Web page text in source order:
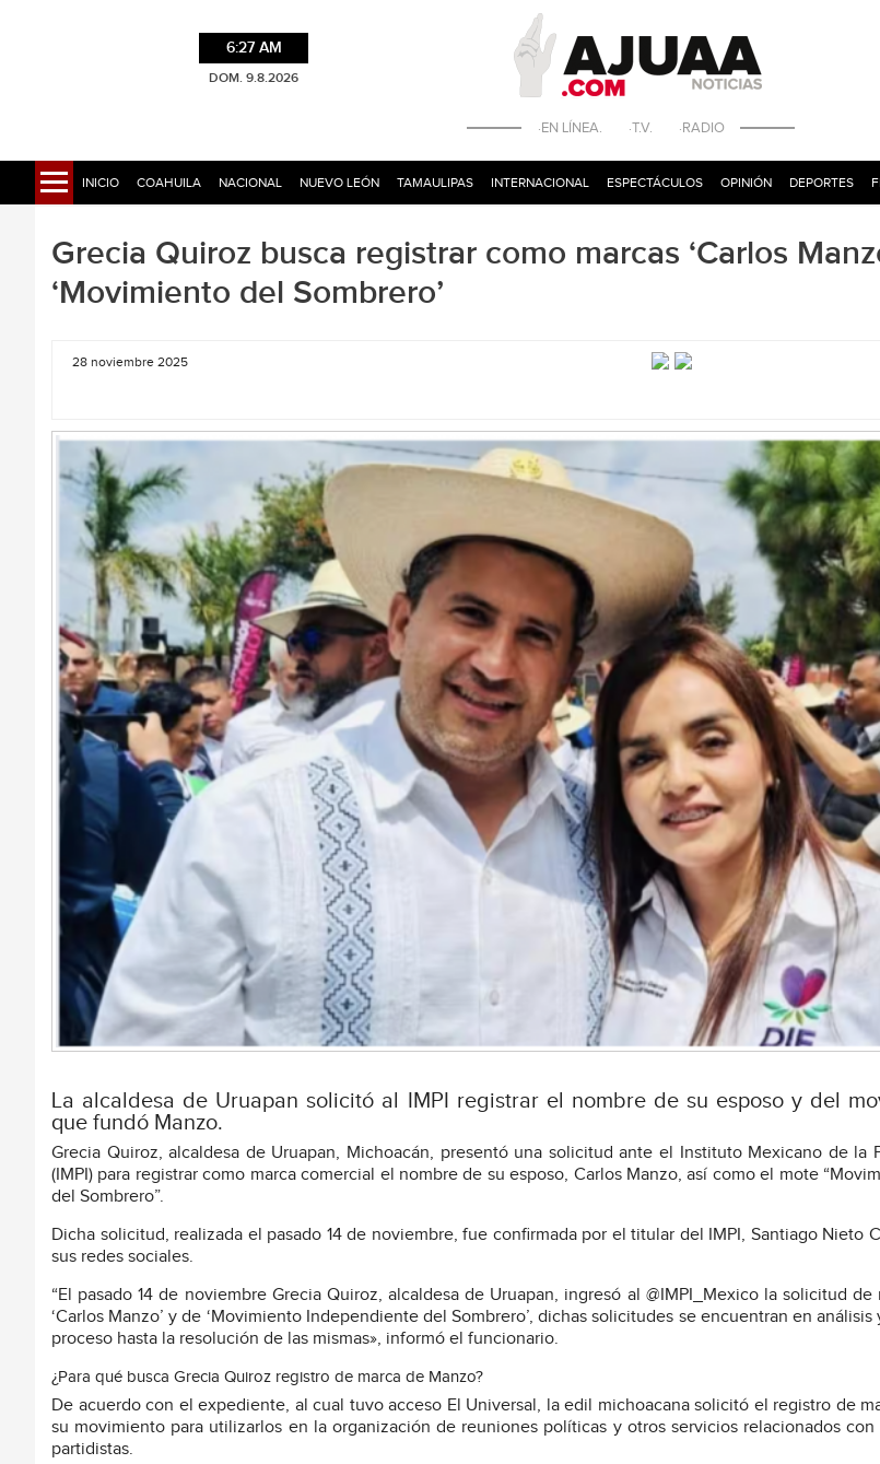
6:27 AM
DOM. 9.8.2026
·EN LÍNEA. ·T.V. ·RADIO
INICIO COAHUILA NACIONAL NUEVO LEÓN TAMAULIPAS INTERNACIONAL ESPECTÁCULOS OPINIÓN DEPORTES
Grecia Quiroz busca registrar como marcas ‘Carlos
‘Movimiento del Sombrero’
28 noviembre 2025
La alcaldesa de Uruapan solicitó al IMPI registrar el nombre de su esposo y del
que fundó Manzo.
Grecia Quiroz, alcaldesa de Uruapan, Michoacán, presentó una solicitud ante el Instituto Mexicano de la
(IMPI) para registrar como marca comercial el nombre de su esposo, Carlos Manzo, así como el mote
del Sombrero”.
Dicha solicitud, realizada el pasado 14 de noviembre, fue confirmada por el titular del IMPI, Santiago Nieto
sus redes sociales.
“El pasado 14 de noviembre Grecia Quiroz, alcaldesa de Uruapan, ingresó al @IMPI_Mexico la solicitud
‘Carlos Manzo’ y de ‘Movimiento Independiente del Sombrero’, dichas solicitudes se encuentran en análisis
proceso hasta la resolución de las mismas», informó el funcionario.
¿Para qué busca Grecia Quiroz registro de marca de Manzo?
De acuerdo con el expediente, al cual tuvo acceso El Universal, la edil michoacana solicitó el registro de
su movimiento para utilizarlos en la organización de reuniones políticas y otros servicios relacionados
partidistas.